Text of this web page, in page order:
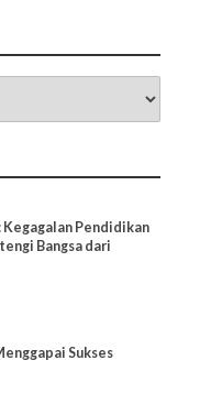
Kegagalan Pendidikan
Bangsa dari
Sukses